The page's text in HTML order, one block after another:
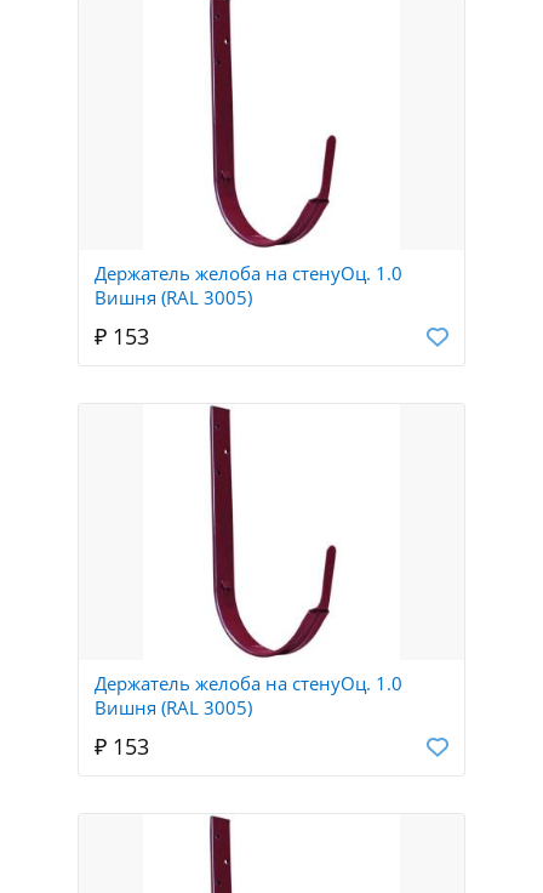
Держатель желоба на стенуОц. 1.0
Вишня (RAL 3005)
₽ 153
Держатель желоба на стенуОц. 1.0
Вишня (RAL 3005)
₽ 153